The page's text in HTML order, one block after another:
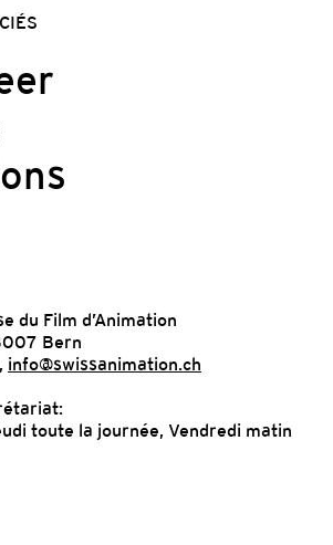
du Film d’Animation
Bern
info@swissanimation.ch
toute la journée, Vendredi matin